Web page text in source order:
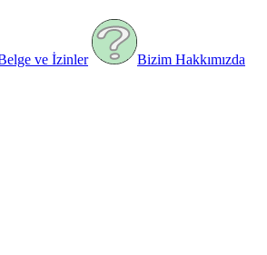
ve İzinler Bizim Hakkımızda